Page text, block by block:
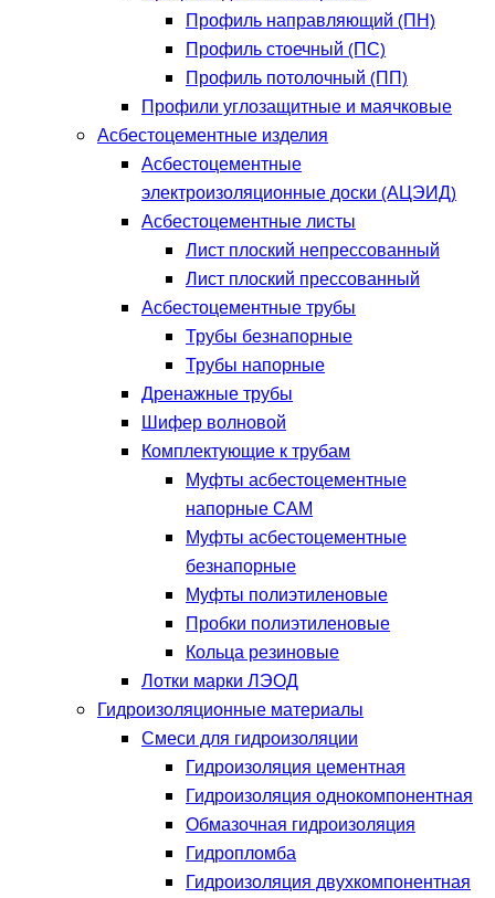
Профиль направляющий (ПН)
Профиль стоечный (ПС)
Профиль потолочный (ПП)
Профили углозащитные и маячковые
Асбестоцементные изделия
Асбестоцементные
электроизоляционные доски (АЦЭИД)
Асбестоцементные листы
Лист плоский непрессованный
Лист плоский прессованный
Асбестоцементные трубы
Трубы безнапорные
Трубы напорные
Дренажные трубы
Шифер волновой
Комплектующие к трубам
Муфты асбестоцементные
напорные САМ
Муфты асбестоцементные
безнапорные
Муфты полиэтиленовые
Пробки полиэтиленовые
Кольца резиновые
Лотки марки ЛЭОД
Гидроизоляционные материалы
Смеси для гидроизоляции
Гидроизоляция цементная
Гидроизоляция однокомпонентная
Обмазочная гидроизоляция
Гидропломба
Гидроизоляция двухкомпонентная